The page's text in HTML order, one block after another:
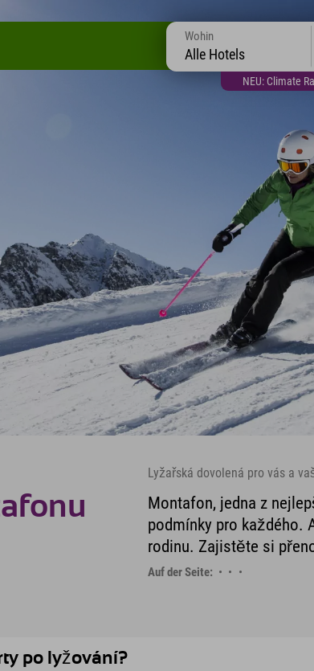
NEU: Climate
Wohin
Alle Hotels
Lyžařská dovolená pro vás a
Montafon, jedna z
podmínky pro každého.
rodinu. Zajistěte si
Auf der Seite:
po lyžování?